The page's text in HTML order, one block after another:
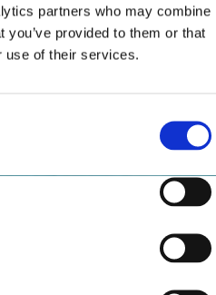
partners who may combine
you’ve provided to them or that
use of their services.